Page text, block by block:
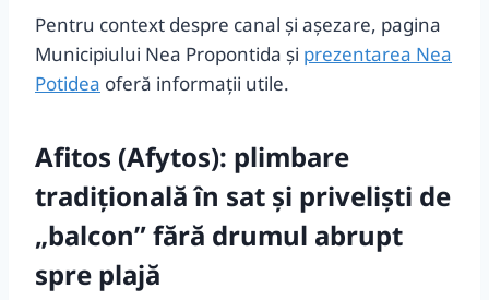
Pentru context despre canal și aşezare, pagina
Municipiului Nea Propontida și prezentarea Nea
Potidea oferă informații utile.
Afitos (Afytos): plimbare
tradițională în sat și priveliști de
„balcon” fără drumul abrupt
spre plajă